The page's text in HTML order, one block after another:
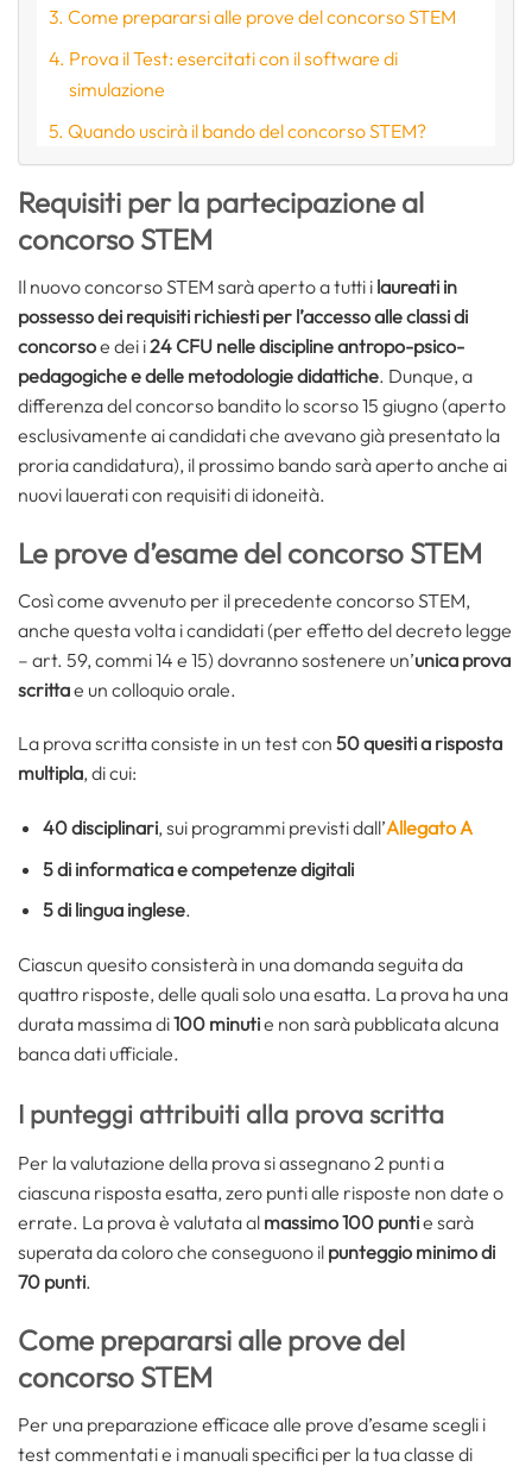
Come prepararsi alle prove del concorso STEM
Prova il Test: esercitati con il software di
simulazione
Quando uscirà il bando del concorso STEM?
Requisiti per la partecipazione al
concorso STEM
Il nuovo concorso STEM sarà aperto a tutti i laureati in
possesso dei requisiti richiesti per l’accesso alle classi di
concorsoe dei i24 CFU nelle discipline antropo-psico-
pedagogiche e delle metodologie didattiche. Dunque, a
differenza del concorso bandito lo scorso 15 giugno (aperto
esclusivamente ai candidati che avevano già presentato la
proria candidatura), il prossimo bando sarà aperto anche ai
nuovi lauerati con requisiti di idoneità.
Le prove d’esame del concorso STEM
Così come avvenuto per il precedente concorso STEM,
anche questa volta i candidati (per effetto del decreto legge
– art. 59, commi 14 e 15) dovranno sostenere un’unica prova
scrittae un colloquio orale.
La prova scritta consiste in un test con 50 quesiti a risposta
multipla, di cui:
40 disciplinari, sui programmi previsti dall’Allegato A
5 di informatica e competenze digitali
5 di lingua inglese.
Ciascun quesito consisterà in una domanda seguita da
quattro risposte, delle quali solo una esatta. La prova ha una
durata massima di100 minutie non sarà pubblicata alcuna
banca dati ufficiale.
I punteggi attribuiti alla prova scritta
Per la valutazione della prova si assegnano 2 punti a
ciascuna risposta esatta, zero punti alle risposte non date o
errate. La prova è valutata al massimo 100 puntie sarà
superata da coloro che conseguono il punteggio minimo di
70 punti.
Come prepararsi alle prove del
concorso STEM
Per una preparazione efficace alle prove d’esame scegli i
test commentati e i manuali specifici per la tua classe di